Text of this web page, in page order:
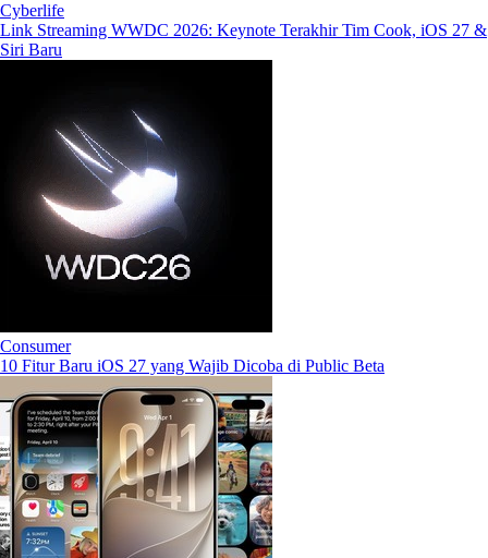
Cyberlife
Link Streaming WWDC 2026: Keynote Terakhir Tim Cook, iOS 27 &
Siri Baru
Consumer
10 Fitur Baru iOS 27 yang Wajib Dicoba di Public Beta